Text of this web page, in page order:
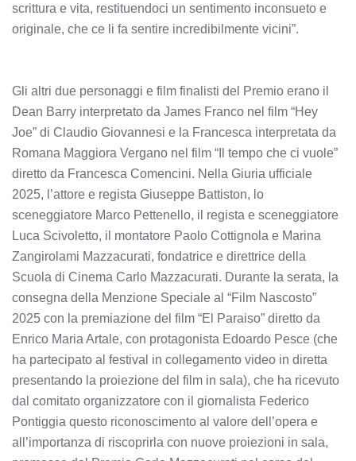
scrittura e vita, restituendoci un sentimento inconsueto e
originale, che ce li fa sentire incredibilmente vicini”.
Gli altri due personaggi e film finalisti del Premio erano il
Dean Barry interpretato da James Franco nel film “Hey
Joe” di Claudio Giovannesi e la Francesca interpretata da
Romana Maggiora Vergano nel film “Il tempo che ci vuole”
diretto da Francesca Comencini. Nella Giuria ufficiale
2025, l’attore e regista Giuseppe Battiston, lo
sceneggiatore Marco Pettenello, il regista e sceneggiatore
Luca Scivoletto, il montatore Paolo Cottignola e Marina
Zangirolami Mazzacurati, fondatrice e direttrice della
Scuola di Cinema Carlo Mazzacurati. Durante la serata, la
consegna della Menzione Speciale al “Film Nascosto”
2025 con la premiazione del film “El Paraiso” diretto da
Enrico Maria Artale, con protagonista Edoardo Pesce (che
ha partecipato al festival in collegamento video in diretta
presentando la proiezione del film in sala), che ha ricevuto
dal comitato organizzatore con il giornalista Federico
Pontiggia questo riconoscimento al valore dell’opera e
all’importanza di riscoprirla con nuove proiezioni in sala,